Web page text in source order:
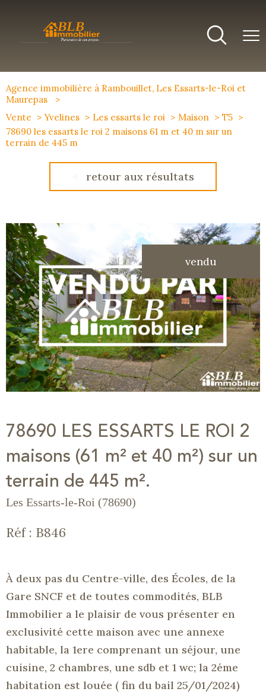
Agence immobilière à Rambouillet, Les Essarts-le-Roi et
Maurepas
Vente
Yvelines Les essarts le roi Maison
T5
78690 les essarts le roi 2 maisons 61 m et 40 m sur un
terrain de 445 m
retour aux résultats
vendu
78690 LES ESSARTS LE ROI 2
maisons (61 m² et 40 m²) sur un
terrain de 445 m².
Les Essarts-le-Roi (78690)
Réf : B846
À deux pas du Centre-ville, des Écoles, de la
Gare SNCF et de toutes commodités, BLB
Immobilier a le plaisir de vous présenter en
exclusivité cette maison avec une annexe
habitable, la 1ere comprenant un séjour, une
cuisine, 2 chambres, une sdb et 1 wc; la 2éme
habitation est louée ( fin du bail 25/01/2024)